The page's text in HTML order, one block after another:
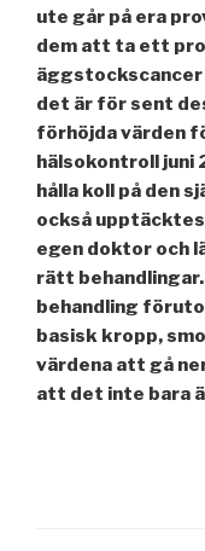
ute går på era
dem att ta ett
äggstockscancer
det är för sent
förhöjda värden
hälsokontroll juni
hålla koll på den
också upptäcktes
egen doktor och
rätt behandlingar.
behandling
basisk kropp,
värdena att gå
att det inte bara